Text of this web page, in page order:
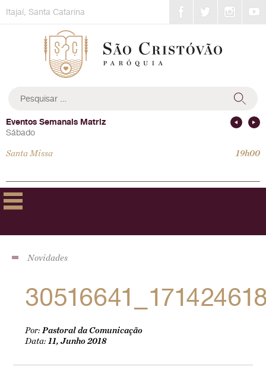
toItajaí, Santa Catarina
por:
Eventos Semanais Matriz
Sábado
Santa Missa 19h00
Novidades
Por:Pastoral da Comunicação
Data:11, Junho 2018